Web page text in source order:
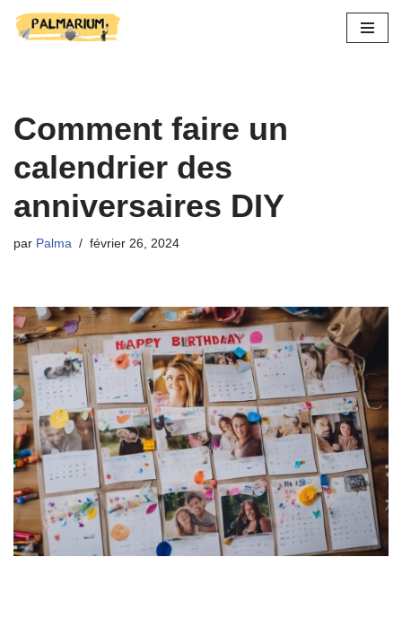
Comment faire un
calendrier des
anniversaires DIY
par Palma février 26, 2024